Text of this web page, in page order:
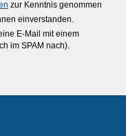
zur Kenntnis genommen
einverstanden.
E-Mail mit einem
im SPAM nach).